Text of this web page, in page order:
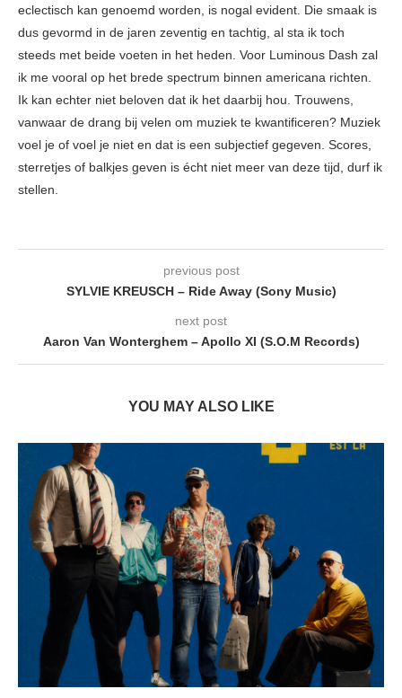
eclectisch kan genoemd worden, is nogal evident. Die smaak is
dus gevormd in de jaren zeventig en tachtig, al sta ik toch
steeds met beide voeten in het heden. Voor Luminous Dash zal
ik me vooral op het brede spectrum binnen americana richten.
Ik kan echter niet beloven dat ik het daarbij hou. Trouwens,
vanwaar de drang bij velen om muziek te kwantificeren? Muziek
voel je of voel je niet en dat is een subjectief gegeven. Scores,
sterretjes of balkjes geven is écht niet meer van deze tijd, durf ik
stellen.
previous post
SYLVIE KREUSCH – Ride Away (Sony Music)
next post
Aaron Van Wonterghem – Apollo XI (S.O.M Records)
YOU MAY ALSO LIKE